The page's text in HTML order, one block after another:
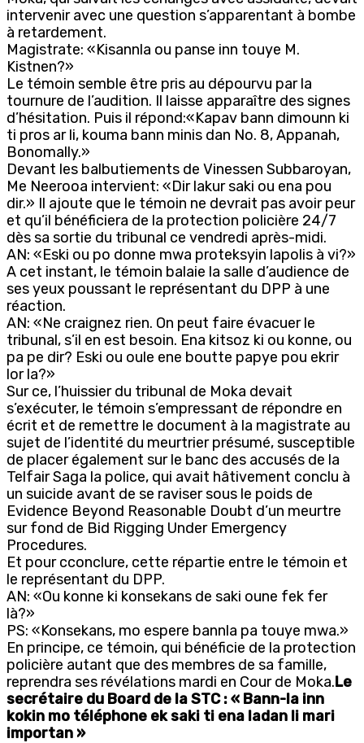
intervenir avec une question s’apparentant à bombe
à retardement.
Magistrate: «Kisannla ou panse inn touye M.
Kistnen?»
Le témoin semble être pris au dépourvu par la
tournure de l’audition. Il laisse apparaître des signes
d’hésitation. Puis il répond:«Kapav bann dimounn ki
ti pros ar li, kouma bann minis dan No. 8, Appanah,
Bonomally.»
Devant les balbutiements de Vinessen Subbaroyan,
Me Neerooa intervient: «Dir lakur saki ou ena pou
dir.» Il ajoute que le témoin ne devrait pas avoir peur
et qu’il bénéficiera de la protection policière 24/7
dès sa sortie du tribunal ce vendredi après-midi.
AN: «Eski ou po donne mwa proteksyin lapolis à vi?»
A cet instant, le témoin balaie la salle d’audience de
ses yeux poussant le représentant du DPP à une
réaction.
AN: «Ne craignez rien. On peut faire évacuer le
tribunal, s’il en est besoin. Ena kitsoz ki ou konne, ou
pa pe dir? Eski ou oule ene boutte papye pou ekrir
lor la?»
Sur ce, l’huissier du tribunal de Moka devait
s’exécuter, le témoin s’empressant de répondre en
écrit et de remettre le document à la magistrate au
sujet de l’identité du meurtrier présumé, susceptible
de placer également sur le banc des accusés de la
Telfair Saga la police, qui avait hâtivement conclu à
un suicide avant de se raviser sous le poids de
Evidence Beyond Reasonable Doubt d’un meurtre
sur fond de Bid Rigging Under Emergency
Procedures.
Et pour cconclure, cette répartie entre le témoin et
le représentant du DPP.
AN: «Ou konne ki konsekans de saki oune fek fer
là?»
PS: «Konsekans, mo espere bannla pa touye mwa.»
En principe, ce témoin, qui bénéficie de la protection
policière autant que des membres de sa famille,
reprendra ses révélations mardi en Cour de Moka.Le
secrétaire du Board de la STC : « Bann-la inn
kokin mo téléphone ek saki ti ena ladan li mari
importan »